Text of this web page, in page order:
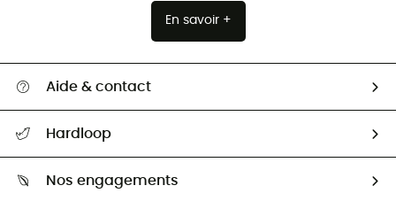
En savoir +
Aide & contact
Retour & remboursement
Guide des tailles
Hardloop
Nos engagements